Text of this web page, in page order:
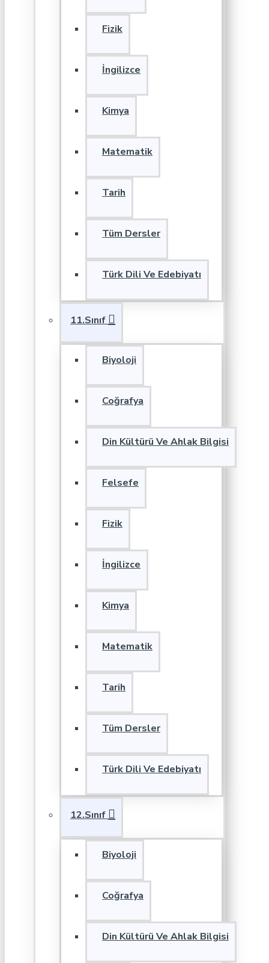
Fizik
İngilizce
Kimya
Matematik
Tarih
Tüm Dersler
Türk Dili Ve Edebiyatı
11.Sınıf
Biyoloji
Coğrafya
Din Kültürü Ve Ahlak Bilgisi
Felsefe
Fizik
İngilizce
Kimya
Matematik
Tarih
Tüm Dersler
Türk Dili Ve Edebiyatı
12.Sınıf
Biyoloji
Coğrafya
Din Kültürü Ve Ahlak Bilgisi